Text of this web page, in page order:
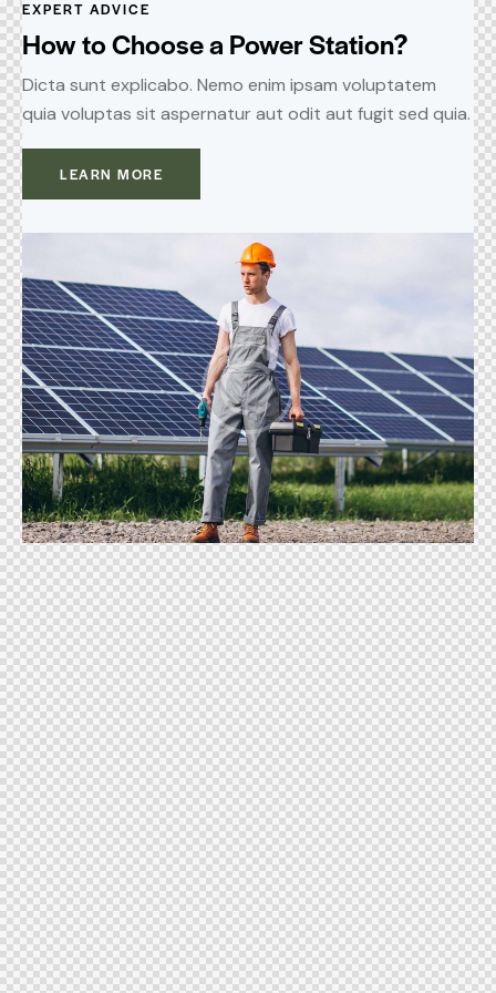
EXPERT ADVICE
How to Choose a Power Station?
Dicta sunt explicabo. Nemo enim ipsam voluptatem
quia voluptas sit aspernatur aut odit aut fugit sed quia.
LEARN MORE